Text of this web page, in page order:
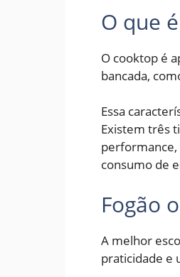
O que
O cooktop é
bancada,
Essa
Existem três
performance,
consumo de
Fogão
A melhor
praticidade e